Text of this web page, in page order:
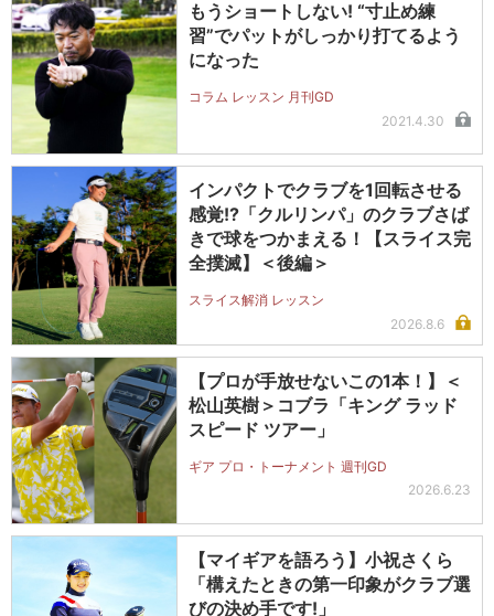
もうショートしない! “寸止め練
習”でパットがしっかり打てるよう
になった
コラム レッスン 月刊GD
2021.4.30
インパクトでクラブを1回転させる
感覚!?「クルリンパ」のクラブさば
きで球をつかまえる！【スライス完
全撲滅】＜後編＞
スライス解消 レッスン
2026.8.6
【プロが手放せないこの1本！】＜
松山英樹＞コブラ「キング ラッド
スピード ツアー」
ギア プロ・トーナメント 週刊GD
2026.6.23
【マイギアを語ろう】小祝さくら
「構えたときの第一印象がクラブ選
びの決め手です!」